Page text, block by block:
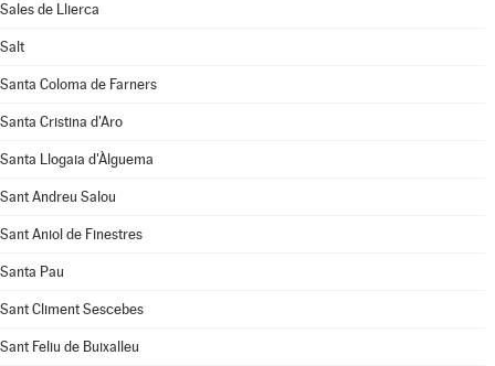
Sales de Llierca
Salt
Santa Coloma de Farners
Santa Cristina d'Aro
Santa Llogaia d'Àlguema
Sant Andreu Salou
Sant Aniol de Finestres
Santa Pau
Sant Climent Sescebes
Sant Feliu de Buixalleu